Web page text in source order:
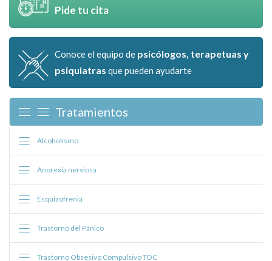
Pide tu cita
Conoce el equipo de psicólogos, terapetuas y
psiquiatras que pueden ayudarte
Tratamientos
Alcoholismo
Anorexia nerviosa
Esquizofrenia
Trastorno del Pánico
Trastorno Obsesivo Compulsivo TOC